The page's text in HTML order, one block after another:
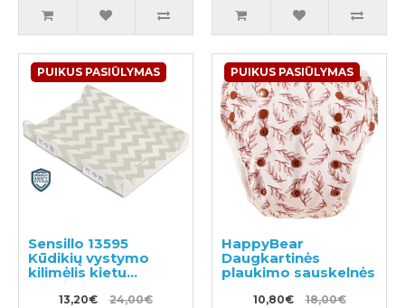
PUIKUS PASIŪLYMAS
Sensillo 13595
Kūdikių vystymo
kilimėlis kietu
pagrindu, 50 x 70 cm
13,20€ 24,00€
PUIKUS PASIŪLYMAS
HappyBear
Daugkartinės
plaukimo sauskelnės
10,80€ 18,00€